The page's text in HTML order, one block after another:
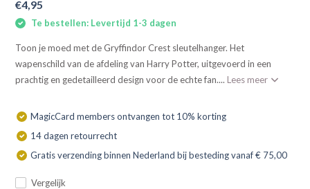
€4,95
Te bestellen: Levertijd 1-3 dagen
Toon je moed met de Gryffindor Crest sleutelhanger. Het
wapenschild van de afdeling van Harry Potter, uitgevoerd in een
prachtig en gedetailleerd design voor de echte fan.... Lees meer
MagicCard members ontvangen tot 10% korting
14 dagen retourrecht
Gratis verzending binnen Nederland bij besteding vanaf € 75,00
Vergelijk